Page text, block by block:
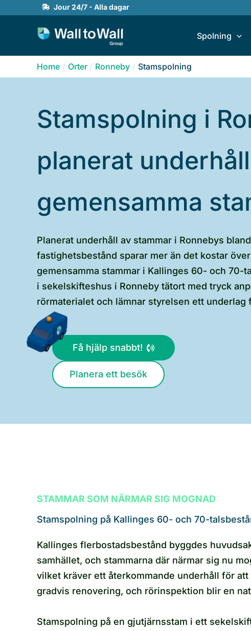
Jour 24/7 - Alla dagar
Spolning
Home Orter Ronneby Stamspolning
Stamspolning i
planerat
gemensamma
Planerat underhåll av stammar i Ronnebys
fastighetsbestånd sparar mer än det kostar
gemensamma stammar i Kallinges 60- och 70-
i sekelskifteshus i Ronneby tätort med tryck
rörmaterialet och lämnar styrelsen ett underlag
Få hjälp snabbt!
Planera ett besök
STAMMAR SOM NÄRMAR SIG MOGNAD
Stamspolning på Kallinges 60- och 70-
Kallinges flerbostadsbestånd byggdes
samhället, och stammarna där närmar sig nu
vilket kräver ett återkommande underhåll för
gradvis renovering, och rörinspektion blir en
Stamspolning på en gjutjärnsstam i ett